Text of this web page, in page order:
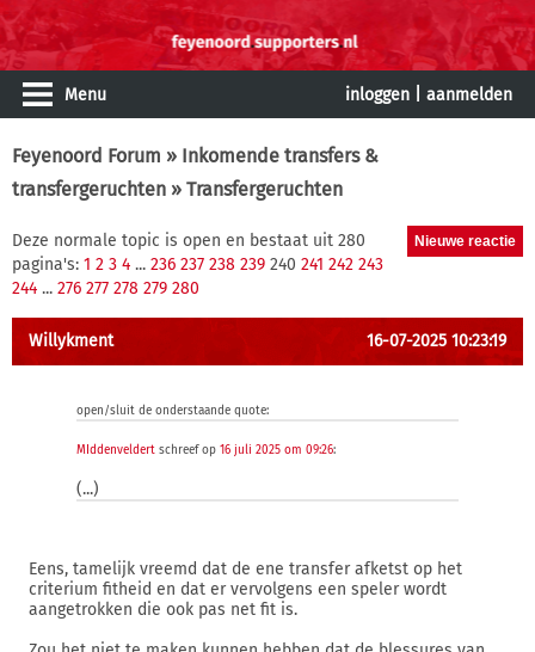
Menu inloggen aanmelden
Feyenoord Forum » Inkomende transfers &
transfergeruchten » Transfergeruchten
Deze normale topic is open en bestaat uit 280
pagina's: 1 2 3 4 ... 236 237 238 239 240 241 242 243
244 ... 276 277 278 279 280
Willykment 16-07-2025 10:23:19
open/sluit de onderstaande quote:
MIddenveldert schreef op 16 juli 2025 om 09:26:
(...)
Eens, tamelijk vreemd dat de ene transfer afketst op het
criterium fitheid en dat er vervolgens een speler wordt
aangetrokken die ook pas net fit is.